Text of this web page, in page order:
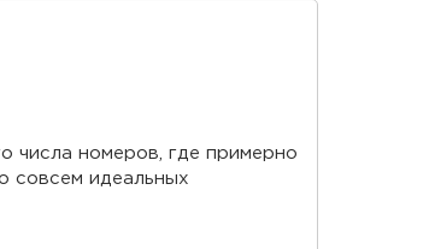
числа номеров, где примерно
совсем идеальных